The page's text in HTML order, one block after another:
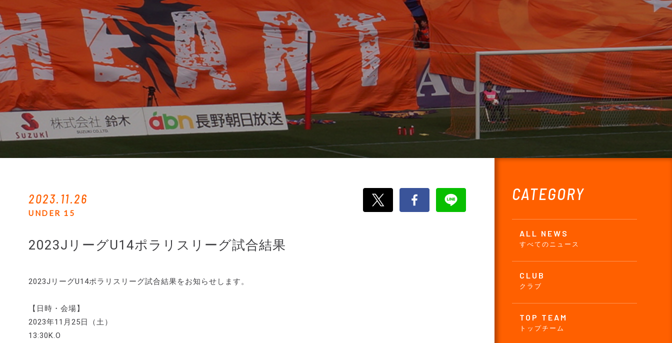
CATEGORY
ALL NEWS
すべてのニュース
CLUB
クラブ
TOP TEAM
トップチーム
2023.11.26
UNDER 15
2023JリーグU14ポラリスリーグ試合結果
2023JリーグU14ポラリスリーグ試合結果をお知らせします。
【日時・会場】
2023年11月25日（土）
13:30K.O